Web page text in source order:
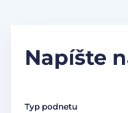
Napíšte
Typ podnetu